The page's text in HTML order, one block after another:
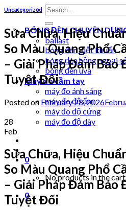
Search
for:
BÓNG ĐÈN CHUYÊN
ballast
bóng đèn diệt khuẩn
bóng đèn hồng ngoại
bóng đèn uva
Máy đo cầm tay
máy đo ánh sáng
máy đo độ ẩm
máy đo độ cứng
máy đo độ dày
0
No products in the
0
Uncategorized
Sửa Chữa, Hiệu
So Màu Quang Phổ
– Giải Pháp Đảm Bảo
Tuyệt Đối
Posted on February 28, 2026
28
Feb
Sửa Chữa, Hiệu
So Màu Quang Phổ
– Giải Pháp Đảm Bảo
Tuyệt Đối